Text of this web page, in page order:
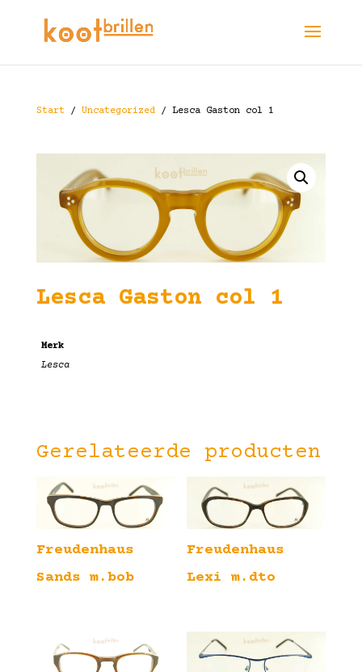
Start/ Uncategorized/ Lesca Gaston col 1
Lesca Gaston col 1
Merk
Lesca
Gerelateerde producten
Freudenhaus
Sands m.bob
Freudenhaus
Lexi m.dto